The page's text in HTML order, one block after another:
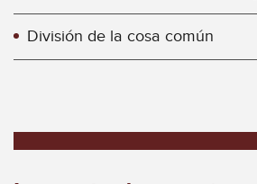
División de la cosa común